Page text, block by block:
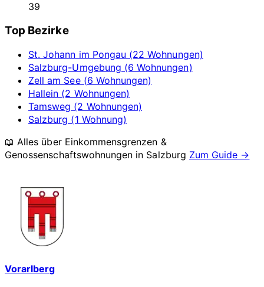
39
Top Bezirke
St. Johann im Pongau (22 Wohnungen)
Salzburg-Umgebung (6 Wohnungen)
Zell am See (6 Wohnungen)
Hallein (2 Wohnungen)
Tamsweg (2 Wohnungen)
Salzburg (1 Wohnung)
📖 Alles über Einkommensgrenzen &
Genossenschaftswohnungen in Salzburg Zum Guide →
Vorarlberg